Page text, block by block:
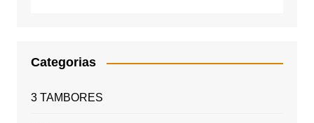
Categorias
3 TAMBORES